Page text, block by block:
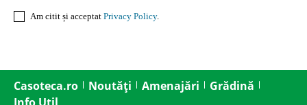
Am citit și acceptat Privacy Policy.
Casoteca.ro Noutăți Amenajări
Grădină